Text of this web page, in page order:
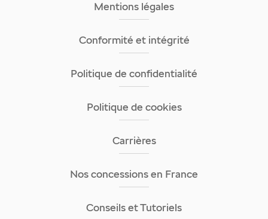
Mentions légales
Conformité et intégrité
Politique de confidentialité
Politique de cookies
Carrières
Nos concessions en France
Conseils et Tutoriels